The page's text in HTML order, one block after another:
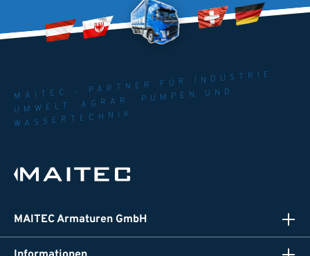
MAITEC - PARTNER FÜR INDUSTRIE.
UMWELT. AGRAR. PUMPEN UND
WASSERTECHNIK
MAITEC Armaturen GmbH